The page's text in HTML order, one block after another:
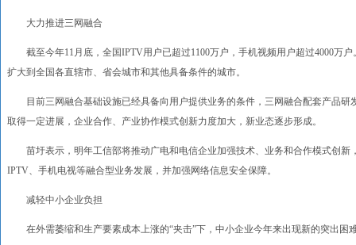
大力推进三网融合
截至今年11月底，全国IPTV用户已超过1100万户，手机视频用户超过4000万
扩大到全国各直辖市、省会城市和其他具备条件的城市。
目前三网融合基础设施已经具备向用户提供业务的条件，三网融合配套产品研
取得一定进展，企业合作、产业协作模式创新力度加大，新业态逐步形成。
苗圩表示，明年工信部将推动广电和电信企业加强技术、业务和合作模式创新
IPTV、手机电视等融合型业务发展，并加强网络信息安全保障。
减轻中小企业负担
在外需萎缩和生产要素成本上涨的“夹击”下，中小企业今年来出现新的突出困